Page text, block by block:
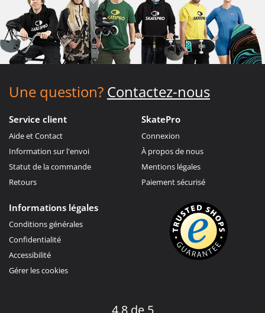
Une question? Contactez-nous
Service client
Aide et Contact
Information sur l'envoi
Statut de la commande
Retours
SkatePro
Connexion
À propos de nous
Mentions légales
Paiement sécurisé
Informations légales
Conditions générales
Confidentialité
Accessibilité
Gérer les cookies
4.8 de 5